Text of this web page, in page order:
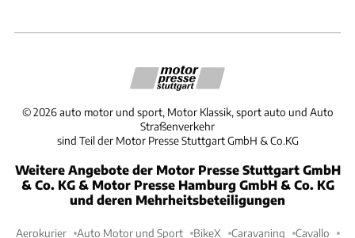
©2026 auto motor und sport, Motor Klassik, sport auto und Auto
Straßenverkehr
sind Teil der Motor Presse Stuttgart GmbH & Co.KG
Weitere Angebote der Motor Presse Stuttgart GmbH
& Co. KG & Motor Presse Hamburg GmbH & Co. KG
und deren Mehrheitsbeteiligungen
Aerokurier Auto Motor und Sport BikeX Caravaning Cavallo